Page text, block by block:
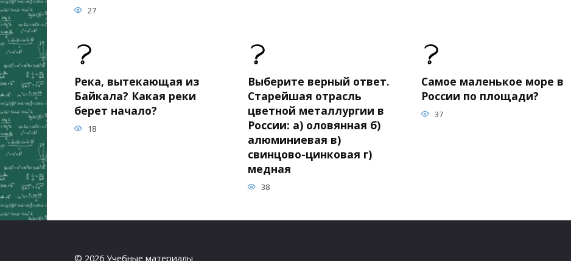
27
Река, вытекающая из
Байкала? Какая реки
берет начало?
18
Выберите верный ответ.
Старейшая отрасль
цветной металлургии в
России: а) оловянная б)
алюминиевая в)
свинцово-цинковая г)
медная
38
Самое маленькое море в
России по площади?
37
© 2026 Учебные материалы